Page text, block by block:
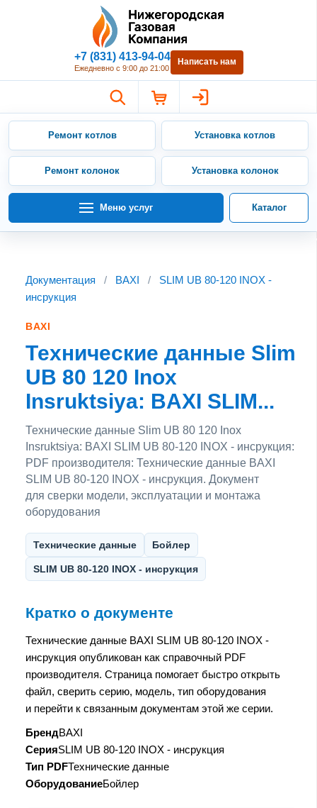
Нижегородская Газовая
+7 (831) 413-94-04
Ежедневно с 9:00 до 21:00
Написать нам
Ремонт котлов Установка котлов
Ремонт колонок Установка колонок
Меню услуг Каталог
Документация / BAXI /
SLIM UB 80-120 INOX -
инсрукция
BAXI
Технические данные Slim
UB 80 120 Inox
Insruktsiya: BAXI SLIM...
Технические данные Slim UB 80 120 Inox
Insruktsiya: BAXI SLIM UB 80-120 INOX - инсрукция:
PDF производителя: Технические данные BAXI
SLIM UB 80-120 INOX - инсрукция. Документ
для сверки модели, эксплуатации и монтажа
оборудования
Технические данные Бойлер
SLIM UB 80-120 INOX - инсрукция
Кратко о документе
Технические данные BAXI SLIM UB 80-120 INOX -
инсрукция опубликован как справочный PDF
производителя. Страница помогает быстро открыть
файл, сверить серию, модель, тип оборудования
и перейти к связанным документам этой же серии.
БрендBAXI
СерияSLIM UB 80-120 INOX - инсрукция
Тип PDFТехнические данные
ОборудованиеБойлер